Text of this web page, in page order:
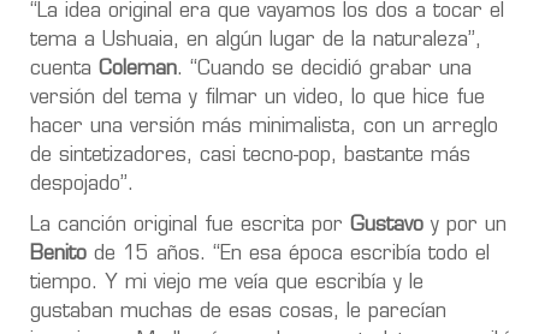
“La idea original era que vayamos los dos a tocar el
tema a Ushuaia, en algún lugar de la naturaleza”,
cuenta Coleman. “Cuando se decidió grabar una
versión del tema y filmar un video, lo que hice fue
hacer una versión más minimalista, con un arreglo
de sintetizadores, casi tecno-pop, bastante más
despojado”.
La canción original fue escrita por Gustavo y por un
Benito de 15 años. “En esa época escribía todo el
tiempo. Y mi viejo me veía que escribía y le
gustaban muchas de esas cosas, le parecían